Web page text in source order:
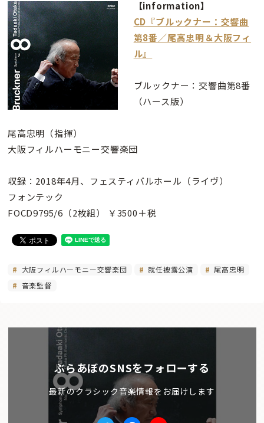
【information】
CD『ブルックナー：交響曲
第8番／尾高忠明＆大阪フィ
ル』
ブルックナー：交響曲第8番
（ハース版）
尾高忠明（指揮）
大阪フィルハーモニー交響楽団
収録：2018年4月、フェスティバルホール（ライヴ）
フォンテック
FOCD9795/6（2枚組） ￥3500＋税
大阪フィルハーモニー交響楽団 就任披露公演
尾高忠明
音楽監督
ぶらあぼのSNSをフォローする
最新のクラシック音楽情報をお届けします